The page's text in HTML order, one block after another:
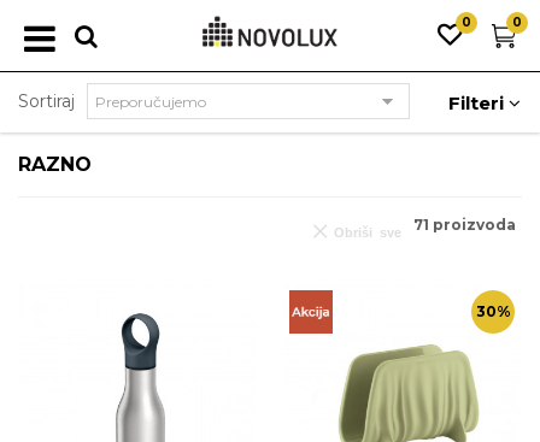
0
0
RAZNO
Sortiraj Filteri
71 proizvoda
Obriši sve
30%